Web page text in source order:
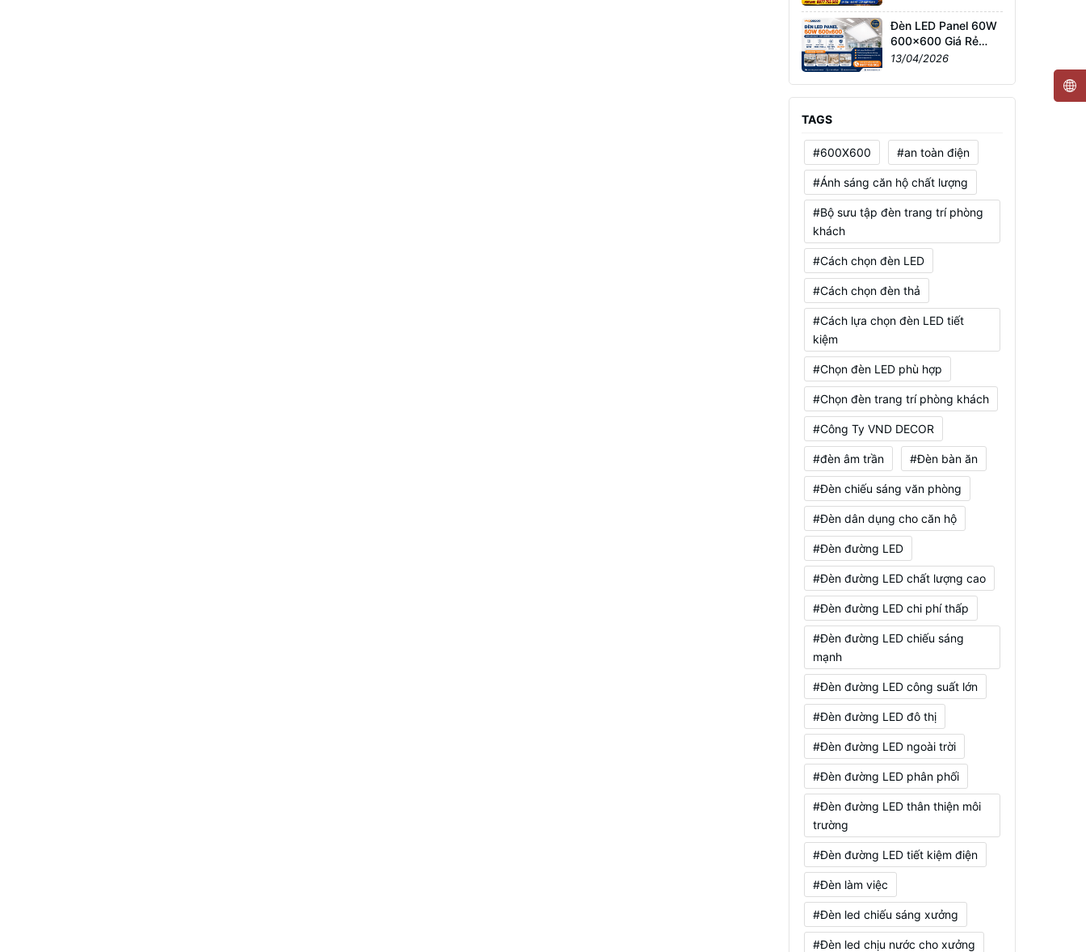
Hành 3 Năm
Đèn LED Panel 60W
600x600 Giá Rẻ
TPHCM – Sáng
13/04/2026
TAGS
#600X600 #an toàn điện
#Ánh sáng căn hộ chất lượng
#Bộ sưu tập đèn trang trí phòng
khách
#Cách chọn đèn LED
#Cách chọn đèn thả
#Cách lựa chọn đèn LED tiết
kiệm
#Chọn đèn LED phù hợp
#Chọn đèn trang trí phòng khách
#Công Ty VND DECOR
#đèn âm trần #Đèn bàn ăn
#Đèn chiếu sáng văn phòng
#Đèn dân dụng cho căn hộ
#Đèn đường LED
#Đèn đường LED chất lượng cao
#Đèn đường LED chi phí thấp
#Đèn đường LED chiếu sáng
mạnh
#Đèn đường LED công suất lớn
#Đèn đường LED đô thị
#Đèn đường LED ngoài trời
#Đèn đường LED phân phối
#Đèn đường LED thân thiện môi
trường
#Đèn đường LED tiết kiệm điện
#Đèn làm việc
#Đèn led chiếu sáng xưởng
#Đèn led chịu nước cho xưởng